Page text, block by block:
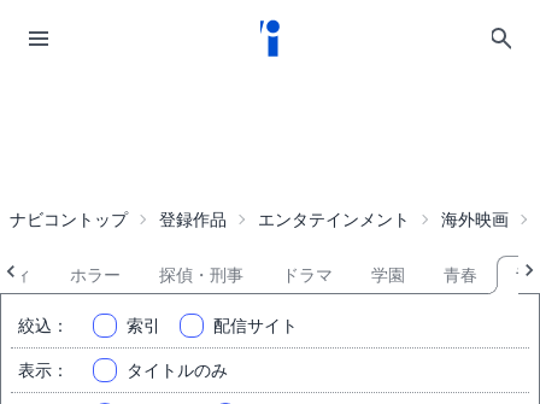
ナビコントップ 登録作品 エンタテインメント 海外映画
ィ ホラー 探偵・刑事 ドラマ 学園 青春 音
絞込 ： 索引 配信サイト
表示 ： タイトルのみ